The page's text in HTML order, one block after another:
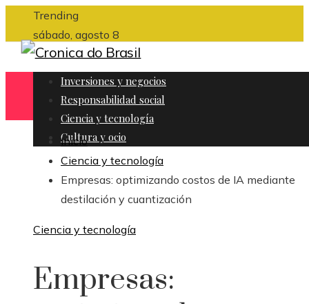
Trending
sábado, agosto 8
Inversiones y negocios
Responsabilidad social
Ciencia y tecnología
Cultura y ocio
Inicio
Ciencia y tecnología
Empresas: optimizando costos de IA mediante
destilación y cuantización
Ciencia y tecnología
Empresas: